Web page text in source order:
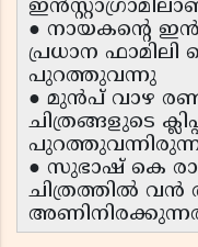
● നായകന്റെ
പ്രധാന
പുറത്തുവന്നു
● മുൻപ് വാഴ
ചിത്രങ്ങളുടെ
● സുഭാഷ് കെ
ചിത്രത്തിൽ വൻ